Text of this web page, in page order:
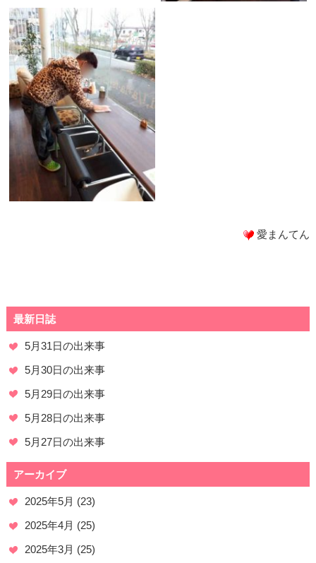
愛まんてん
最新日誌
5月31日の出来事
5月30日の出来事
5月29日の出来事
5月28日の出来事
5月27日の出来事
アーカイブ
2025年5月 (23)
2025年4月 (25)
2025年3月 (25)